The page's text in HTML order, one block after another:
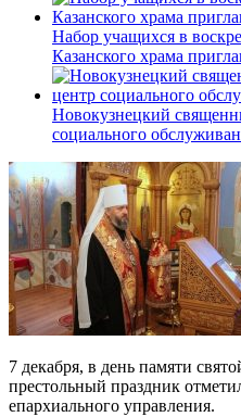
Набор учащихся в
Казанского храма
Новокузнецкий
социального
7 декабря, в день памяти
престольный праздник
епархиального управления.